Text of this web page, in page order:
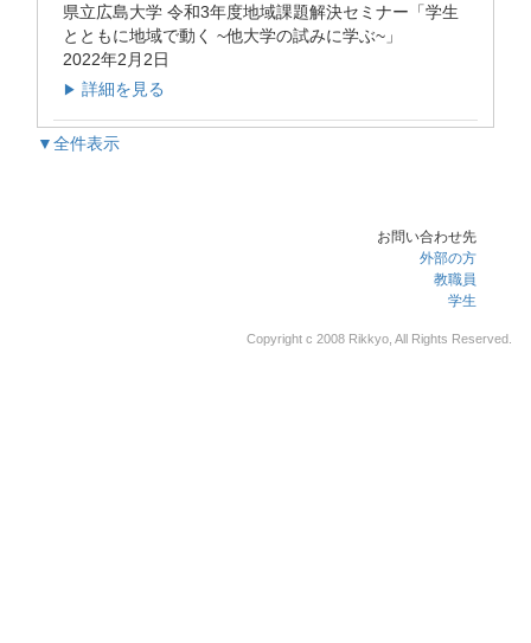
県立広島大学 令和3年度地域課題解決セミナー「学生
とともに地域で動く ~他大学の試みに学ぶ~」
2022年2月2日
▶ 詳細を見る
▼全件表示
お問い合わせ先
外部の方
教職員
学生
Copyright c 2008 Rikkyo, All Rights Reserved.